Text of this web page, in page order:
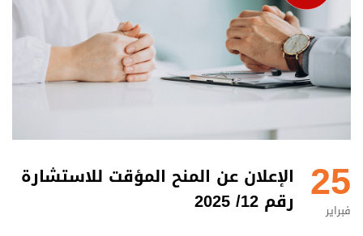
25
فبراير
الإعلان عن المنح المؤقت للاستشارة
رقم 12/ 2025